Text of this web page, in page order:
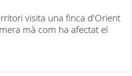
visita una finca d'Orient
mà com ha afectat el